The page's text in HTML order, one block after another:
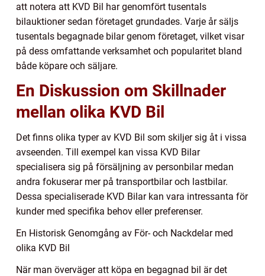
att notera att KVD Bil har genomfört tusentals
bilauktioner sedan företaget grundades. Varje år säljs
tusentals begagnade bilar genom företaget, vilket visar
på dess omfattande verksamhet och popularitet bland
både köpare och säljare.
En Diskussion om Skillnader
mellan olika KVD Bil
Det finns olika typer av KVD Bil som skiljer sig åt i vissa
avseenden. Till exempel kan vissa KVD Bilar
specialisera sig på försäljning av personbilar medan
andra fokuserar mer på transportbilar och lastbilar.
Dessa specialiserade KVD Bilar kan vara intressanta för
kunder med specifika behov eller preferenser.
En Historisk Genomgång av För- och Nackdelar med
olika KVD Bil
När man överväger att köpa en begagnad bil är det